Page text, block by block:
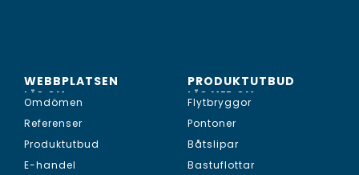
WEBBPLATSEN
LÄS OM...
Omdömen
Referenser
Produktutbud
E-handel
PRODUKTUTBUD
LÄS MER OM...
Flytbryggor
Pontoner
Båtslipar
Bastuflottar